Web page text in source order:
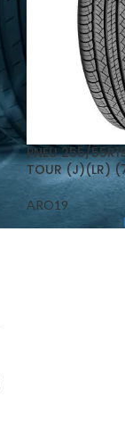
PNEU 255/
TOUR (J)(LR)
ARO19